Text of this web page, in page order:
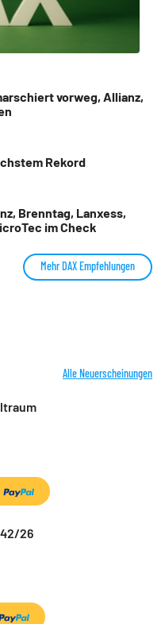
vorweg, Allianz,
Rekord
Brenntag, Lanxess,
im Check
Mehr DAX Empfehlungen
Alle Neuerscheinungen
26